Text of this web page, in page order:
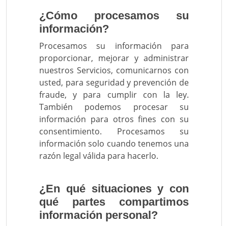
¿Cómo procesamos su
información?
Procesamos su información para
proporcionar, mejorar y administrar
nuestros Servicios, comunicarnos con
usted, para seguridad y prevención de
fraude, y para cumplir con la ley.
También podemos procesar su
información para otros fines con su
consentimiento. Procesamos su
información solo cuando tenemos una
razón legal válida para hacerlo.
¿En qué situaciones y con
qué partes compartimos
información personal?